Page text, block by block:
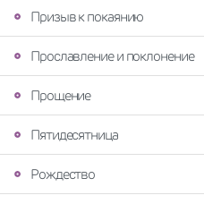
Призыв к покаянию
Прославление и поклонение
Прощение
Пятидесятница
Рождество